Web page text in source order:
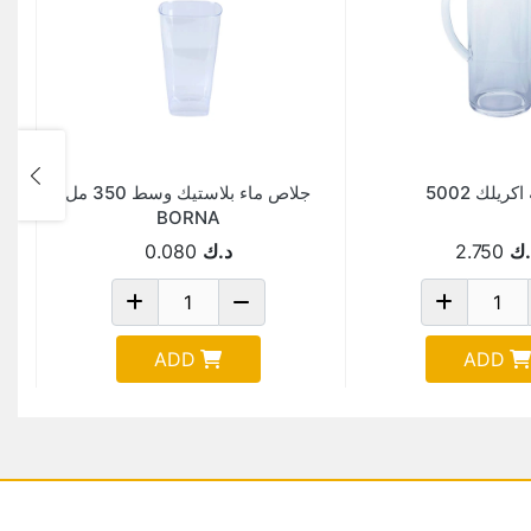
5002
2.750
ADD
جلاص ماء بلاستيك وسط 350 مل
BORNA
د.ك 0.080
ADD